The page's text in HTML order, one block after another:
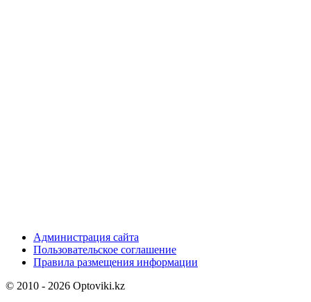
Администрация сайта
Пользовательское соглашение
Правила размещения информации
© 2010 - 2026 Optoviki.kz